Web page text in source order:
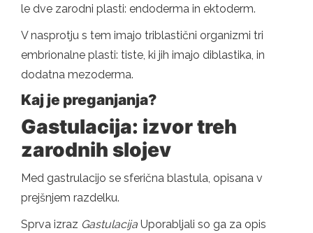
le dve zarodni plasti: endoderma in ektoderm.
V nasprotju s tem imajo triblastični organizmi tri
embrionalne plasti: tiste, ki jih imajo diblastika, in
dodatna mezoderma.
Kaj je preganjanja?
Gastulacija: izvor treh
zarodnih slojev
Med gastrulacijo se sferična blastula, opisana v
prejšnjem razdelku.
Sprva izraz Gastulacija Uporabljali so ga za opis